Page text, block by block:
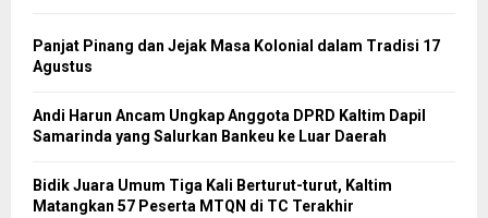
Panjat Pinang dan Jejak Masa Kolonial dalam Tradisi 17
Agustus
Andi Harun Ancam Ungkap Anggota DPRD Kaltim Dapil
Samarinda yang Salurkan Bankeu ke Luar Daerah
Bidik Juara Umum Tiga Kali Berturut-turut, Kaltim
Matangkan 57 Peserta MTQN di TC Terakhir